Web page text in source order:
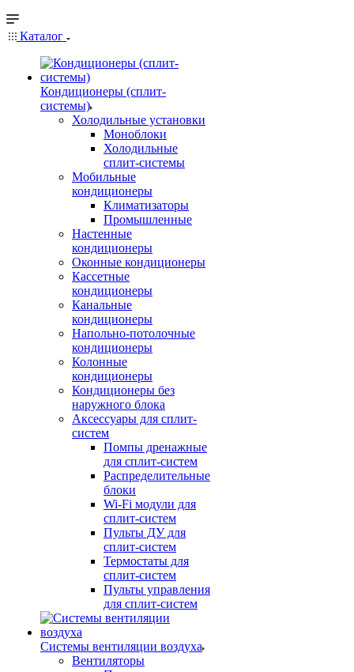
Каталог
Кондиционеры (сплит-
системы)
Холодильные установки
Моноблоки
Холодильные
сплит-системы
Мобильные
кондиционеры
Климатизаторы
Промышленные
Настенные
кондиционеры
Оконные кондиционеры
Кассетные
кондиционеры
Канальные
кондиционеры
Напольно-потолочные
кондиционеры
Колонные
кондиционеры
Кондиционеры без
наружного блока
Аксессуары для сплит-
систем
Помпы дренажные
для сплит-систем
Распределительные
блоки
Wi-Fi модули для
сплит-систем
Пульты ДУ для
сплит-систем
Термостаты для
сплит-систем
Пульты управления
для сплит-систем
Системы вентиляции воздуха
Вентиляторы